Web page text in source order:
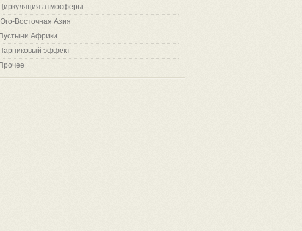
Циркуляция атмосферы
Юго-Восточная Азия
Пустыни Африки
Парниковый эффект
Прочее